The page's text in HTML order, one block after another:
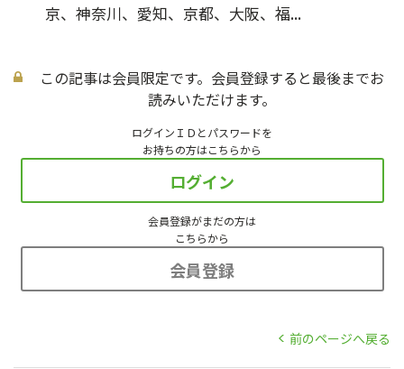
京、神奈川、愛知、京都、大阪、福...
この記事は会員限定です。会員登録すると最後までお
読みいただけます。
ログインＩＤとパスワードを
お持ちの方はこちらから
ログイン
会員登録がまだの方は
こちらから
会員登録
前のページへ戻る